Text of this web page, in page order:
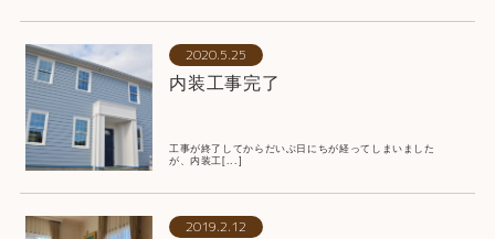
2020.5.25
内装工事完了
工事が終了してからだいぶ日にちが経ってしまいました
が、内装工[...]
2019.2.12